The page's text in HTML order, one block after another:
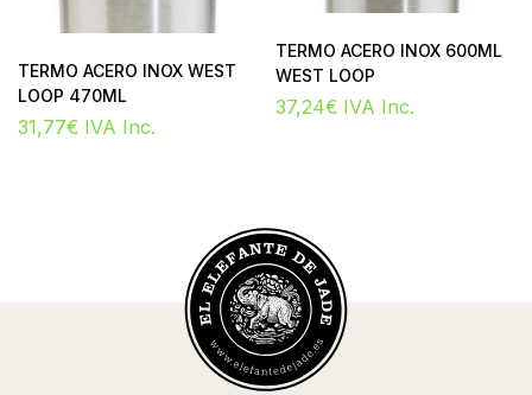
TERMO ACERO INOX WEST
LOOP 470ML
31,77€ IVA Inc.
TERMO ACERO INOX 600ML
WEST LOOP
37,24€ IVA Inc.